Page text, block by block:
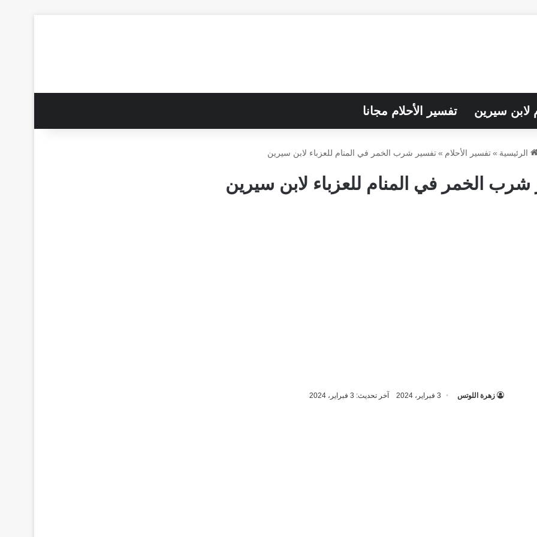
لابن سيرين تفسير الأحلام مجانا
الرئيسية »تفسير الأحلام »تفسير شرب الخمر في المنام للعزباء لابن سيرين
شرب الخمر في المنام للعزباء لابن سيرين
زهرة اللوتس 3 فبراير، 2024 آخر تحديث: 3 فبراير، 2024